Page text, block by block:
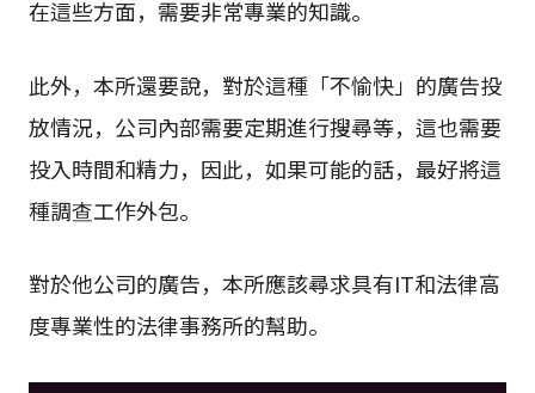
在這些方面，需要非常專業的知識。
此外，本所還要說，對於這種「不愉快」的廣告投
放情況，公司內部需要定期進行搜尋等，這也需要
投入時間和精力，因此，如果可能的話，最好將這
種調查工作外包。
對於他公司的廣告，本所應該尋求具有IT和法律高
度專業性的法律事務所的幫助。